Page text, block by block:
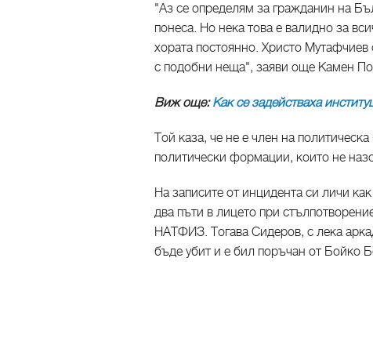
"Аз се определям за гражданин на
понеса. Но нека това е валидно за
хората постоянно. Христо
с подобни неща", заяви още Камен
Виж още:Как се задействаха
Той каза, че не е член на
политически формации, които не
На записите от инцидента си личи
два пъти в лицето при
НАТФИЗ. Тогава Сидеров, с лека
бъде убит и е бил поръчан от Бойко